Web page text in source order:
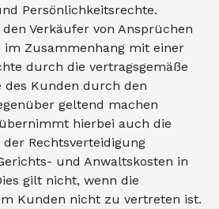
Persönlichkeitsrechte.
Verkäufer von Ansprüchen
im Zusammenhang mit einer
durch die vertragsgemäße
Kunden durch den
geltend machen
hierbei auch die
Rechtsverteidigung
und Anwaltskosten in
gilt nicht, wenn die
Kunden nicht zu vertreten ist.